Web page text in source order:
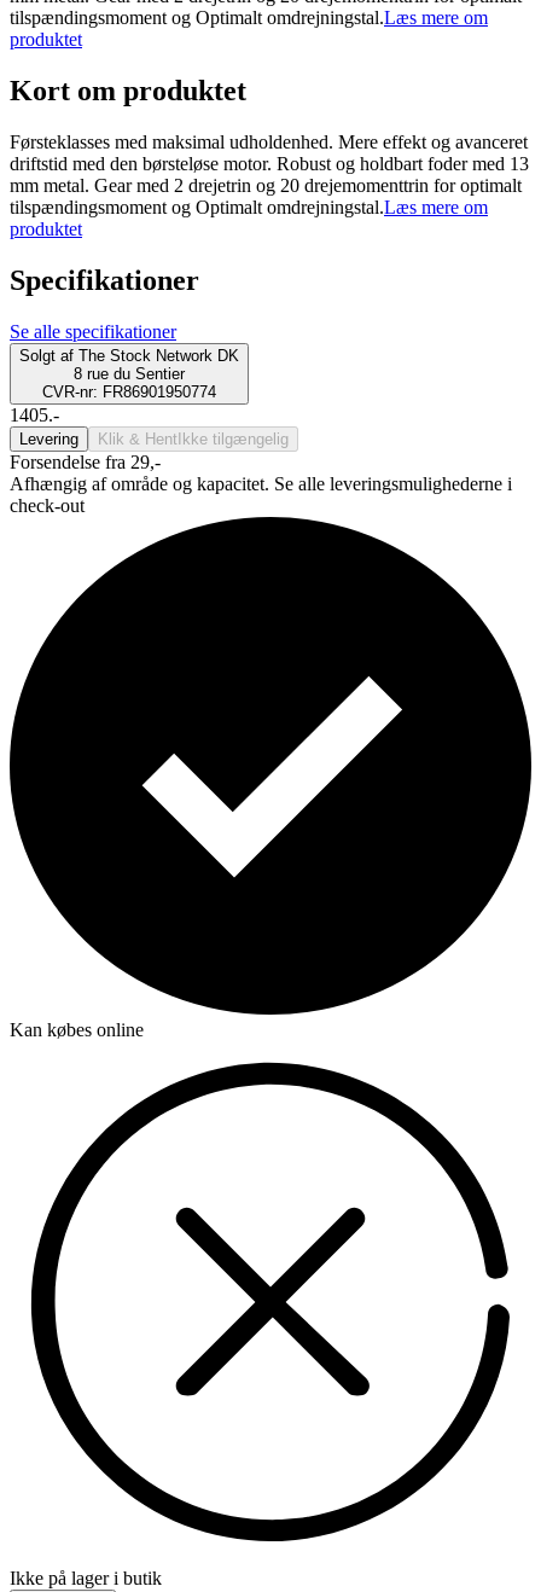
tilspændingsmoment og Optimalt omdrejningstal.Læs mere om
produktet
Kort om produktet
Førsteklasses med maksimal udholdenhed. Mere effekt og avanceret
driftstid med den børsteløse motor. Robust og holdbart foder med 13
mm metal. Gear med 2 drejetrin og 20 drejemomenttrin for optimalt
tilspændingsmoment og Optimalt omdrejningstal.Læs mere om
produktet
Specifikationer
Se alle specifikationer
Solgt af The Stock Network DK
8 rue du Sentier
CVR-nr: FR86901950774
1405.-
Levering Klik & Hent Ikke tilgængelig
Forsendelse fra 29,-
Afhængig af område og kapacitet. Se alle leveringsmulighederne i
check-out
Kan købes online
Ikke på lager i butik